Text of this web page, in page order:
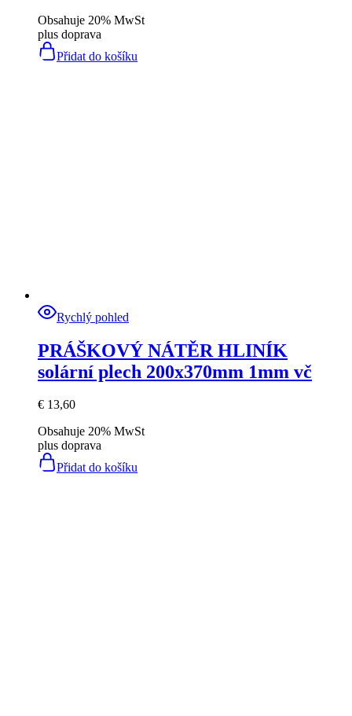
Obsahuje 20% MwSt
plus doprava
Přidat do košíku
Rychlý pohled
PRÁŠKOVÝ NÁTĚR HLINÍK
solární plech 200x370mm 1mm vč
€ 13,60
Obsahuje 20% MwSt
plus doprava
Přidat do košíku